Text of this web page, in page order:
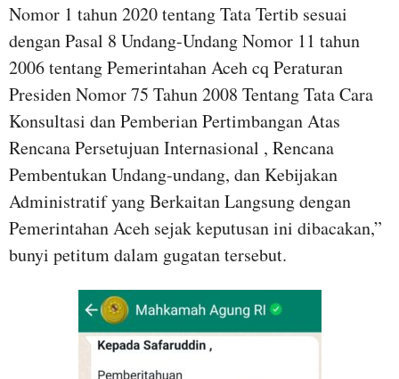
Nomor 1 tahun 2020 tentang Tata Tertib sesuai
dengan Pasal 8 Undang-Undang Nomor 11 tahun
2006 tentang Pemerintahan Aceh cq Peraturan
Presiden Nomor 75 Tahun 2008 Tentang Tata Cara
Konsultasi dan Pemberian Pertimbangan Atas
Rencana Persetujuan Internasional , Rencana
Pembentukan Undang-undang, dan Kebijakan
Administratif yang Berkaitan Langsung dengan
Pemerintahan Aceh sejak keputusan ini dibacakan,”
bunyi petitum dalam gugatan tersebut.